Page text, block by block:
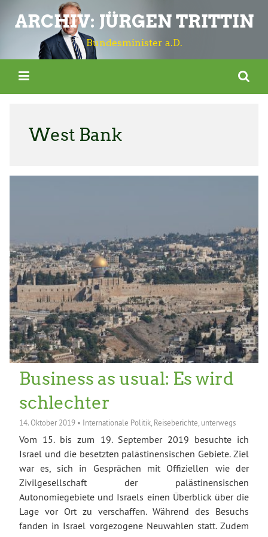
ARCHIV: JÜRGEN TRITTIN
Bundesminister a.D.
West Bank
Business as usual: Es wird
schlechter
14. Oktober 2019 • Internationale Politik Reiseberichte unterwegs
Vom 15. bis zum 19. September 2019 besuchte ich
Israel und die besetzten palästinensischen Gebiete. Ziel
war es, sich in Gesprächen mit Offiziellen wie der
Zivilgesellschaft der palästinensischen
Autonomiegebiete und Israels einen Überblick über die
Lage vor Ort zu verschaffen. Während des Besuchs
fanden in Israel vorgezogene Neuwahlen statt. Zudem